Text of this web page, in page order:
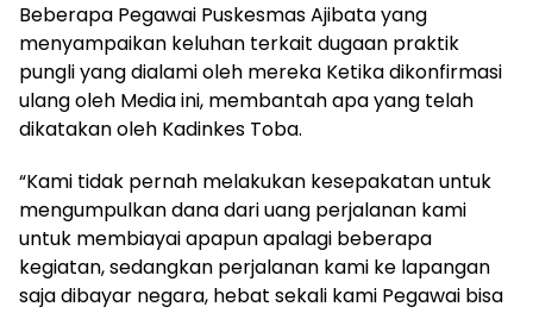
Beberapa Pegawai Puskesmas Ajibata yang
menyampaikan keluhan terkait dugaan praktik
pungli yang dialami oleh mereka Ketika dikonfirmasi
ulang oleh Media ini, membantah apa yang telah
dikatakan oleh Kadinkes Toba.
“Kami tidak pernah melakukan kesepakatan untuk
mengumpulkan dana dari uang perjalanan kami
untuk membiayai apapun apalagi beberapa
kegiatan, sedangkan perjalanan kami ke lapangan
saja dibayar negara, hebat sekali kami Pegawai bisa